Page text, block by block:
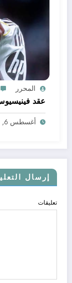
المحرر
عقد
أغسطس 6, 2026
إرسال
تعليقات